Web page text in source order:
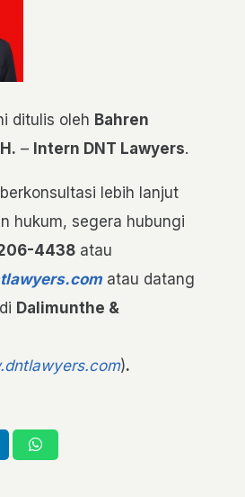
ditulis oleh Bahren
– Intern DNT Lawyers.
lebih lanjut
hukum, segera hubungi
4438 atau
atau datang
Dalimunthe &
).